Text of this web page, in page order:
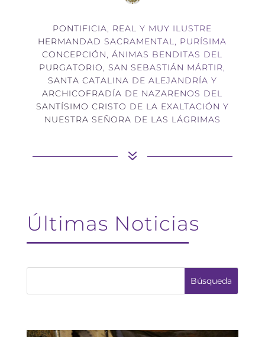
PONTIFICIA, REAL Y MUY ILUSTRE
HERMANDAD SACRAMENTAL, PURÍSIMA
CONCEPCIÓN, ÁNIMAS BENDITAS DEL
PURGATORIO, SAN SEBASTIÁN MÁRTIR,
SANTA CATALINA DE ALEJANDRÍA Y
ARCHICOFRADÍA DE NAZARENOS DEL
SANTÍSIMO CRISTO DE LA EXALTACIÓN Y
NUESTRA SEÑORA DE LAS LÁGRIMAS
7
Últimas Noticias